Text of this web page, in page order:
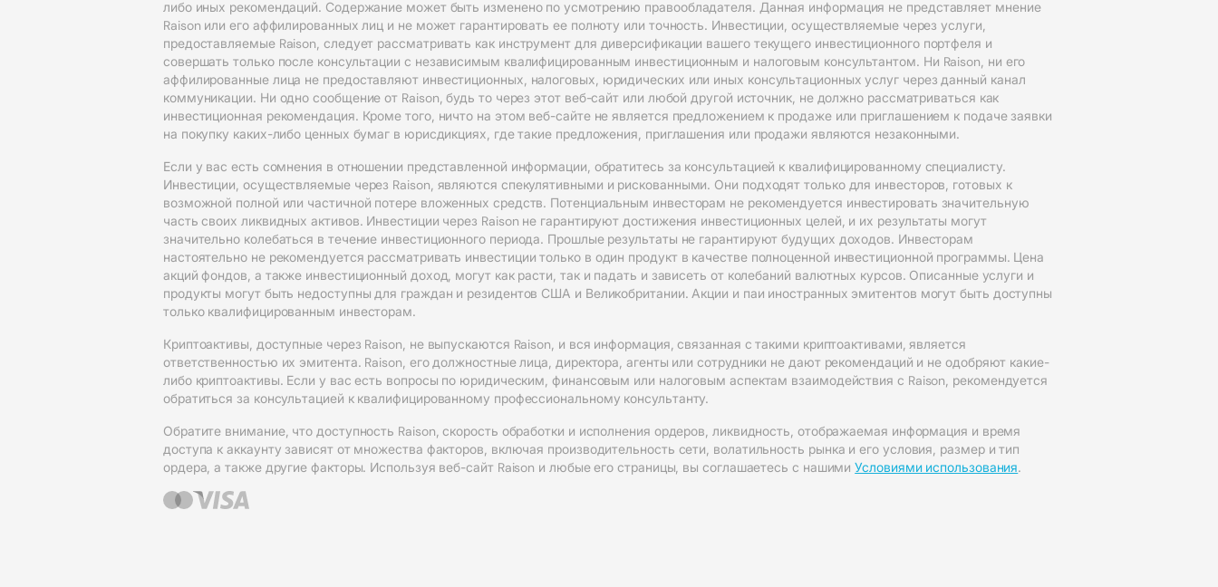
либо иных рекомендаций. Содержание может быть изменено по усмотрению правообладателя. Данная информация не представляет мнение
Raison или его аффилированных лиц и не может гарантировать ее полноту или точность. Инвестиции, осуществляемые через услуги,
предоставляемые Raison, следует рассматривать как инструмент для диверсификации вашего текущего инвестиционного портфеля и
совершать только после консультации с независимым квалифицированным инвестиционным и налоговым консультантом. Ни Raison, ни его
аффилированные лица не предоставляют инвестиционных, налоговых, юридических или иных консультационных услуг через данный канал
коммуникации. Ни одно сообщение от Raison, будь то через этот веб-сайт или любой другой источник, не должно рассматриваться как
инвестиционная рекомендация. Кроме того, ничто на этом веб-сайте не является предложением к продаже или приглашением к подаче заявки
на покупку каких-либо ценных бумаг в юрисдикциях, где такие предложения, приглашения или продажи являются незаконными.
Если у вас есть сомнения в отношении представленной информации, обратитесь за консультацией к квалифицированному специалисту.
Инвестиции, осуществляемые через Raison, являются спекулятивными и рискованными. Они подходят только для инвесторов, готовых к
возможной полной или частичной потере вложенных средств. Потенциальным инвесторам не рекомендуется инвестировать значительную
часть своих ликвидных активов. Инвестиции через Raison не гарантируют достижения инвестиционных целей, и их результаты могут
значительно колебаться в течение инвестиционного периода. Прошлые результаты не гарантируют будущих доходов. Инвесторам
настоятельно не рекомендуется рассматривать инвестиции только в один продукт в качестве полноценной инвестиционной программы. Цена
акций фондов, а также инвестиционный доход, могут как расти, так и падать и зависеть от колебаний валютных курсов. Описанные услуги и
продукты могут быть недоступны для граждан и резидентов США и Великобритании. Акции и паи иностранных эмитентов могут быть доступны
только квалифицированным инвесторам.
Криптоактивы, доступные через Raison, не выпускаются Raison, и вся информация, связанная с такими криптоактивами, является
ответственностью их эмитента. Raison, его должностные лица, директора, агенты или сотрудники не дают рекомендаций и не одобряют какие-
либо криптоактивы. Если у вас есть вопросы по юридическим, финансовым или налоговым аспектам взаимодействия с Raison, рекомендуется
обратиться за консультацией к квалифицированному профессиональному консультанту.
Обратите внимание, что доступность Raison, скорость обработки и исполнения ордеров, ликвидность, отображаемая информация и время
доступа к аккаунту зависят от множества факторов, включая производительность сети, волатильность рынка и его условия, размер и тип
ордера, а также другие факторы. Используя веб-сайт Raison и любые его страницы, вы соглашаетесь с нашимиУсловиями использования.